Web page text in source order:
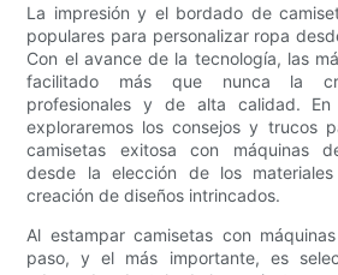
La impresión y el bordado de
populares para personalizar ropa
Con el avance de la tecnología, las
facilitado más que nunca la
profesionales y de alta calidad.
exploraremos los consejos y trucos
camisetas exitosa con máquinas
desde la elección de los
creación de diseños intrincados.
Al estampar camisetas con
paso, y el más importante, es